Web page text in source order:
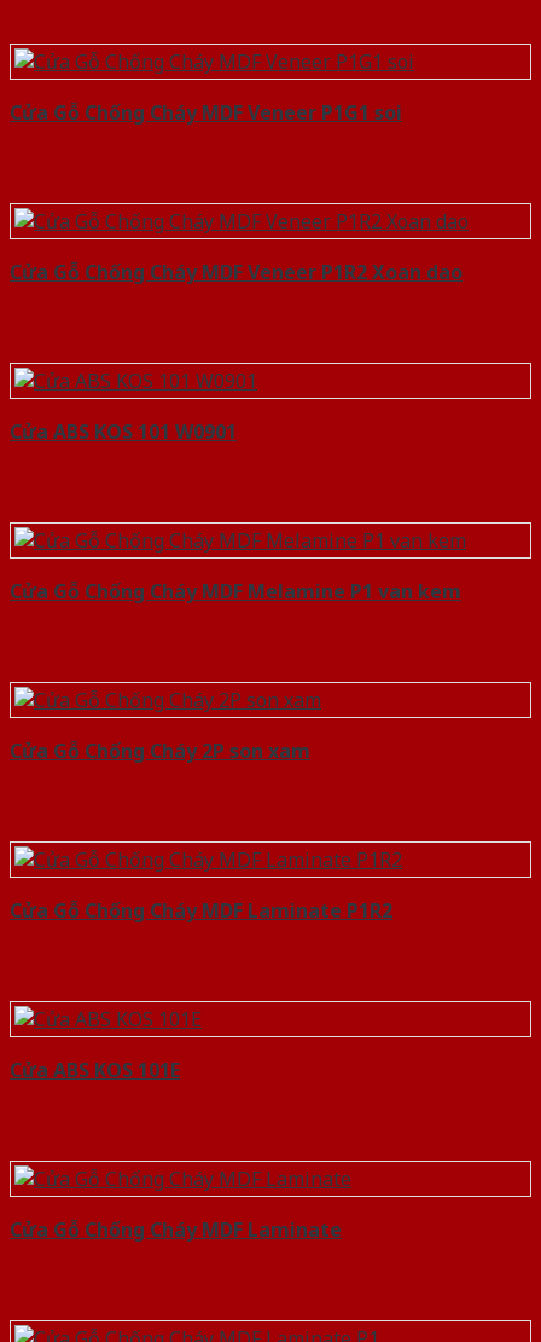
Cửa Gỗ Chống Cháy MDF Veneer P1G1 soi
Cửa Gỗ Chống Cháy MDF Veneer P1R2 Xoan dao
Cửa ABS KOS 101 W0901
Cửa Gỗ Chống Cháy MDF Melamine P1 van kem
Cửa Gỗ Chống Cháy 2P son xam
Cửa Gỗ Chống Cháy MDF Laminate P1R2
Cửa ABS KOS 101E
Cửa Gỗ Chống Cháy MDF Laminate